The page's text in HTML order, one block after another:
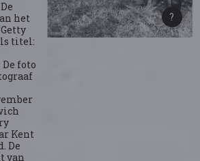
het
titel:
foto
Kent
De
van